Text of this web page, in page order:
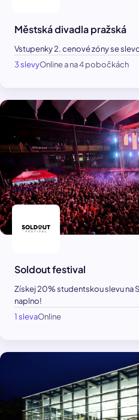
Městská divadla pražská
Vstupenky 2. cenové zóny se
3 slevyOnline a na 4 pobočkách
Soldout festival
Získej 20% studentskou slevu na
naplno!
1 slevaOnline